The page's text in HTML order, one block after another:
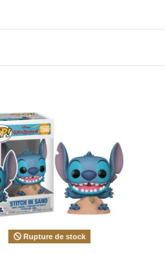
Rupture de stock